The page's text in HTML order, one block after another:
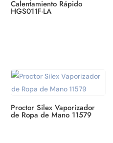
Calentamiento Rápido
HGS011F-LA
Proctor Silex Vaporizador
de Ropa de Mano 11579